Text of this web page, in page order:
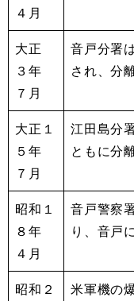
４月
大正
３年
７月
音戸分署
され、分
大正１
５年
７月
江田島分
ともに分
昭和１
８年
４月
音戸警察
り、音戸
昭和２
米軍機の